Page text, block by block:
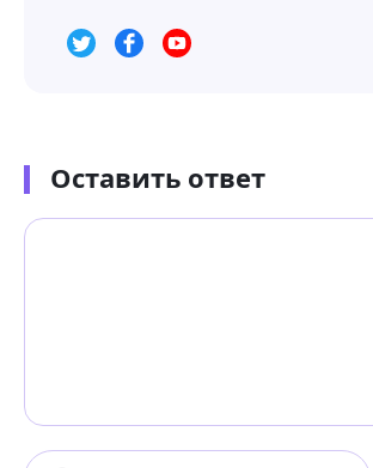
Оставить ответ